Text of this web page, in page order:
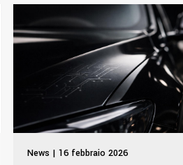
News | 16 febbraio 2026